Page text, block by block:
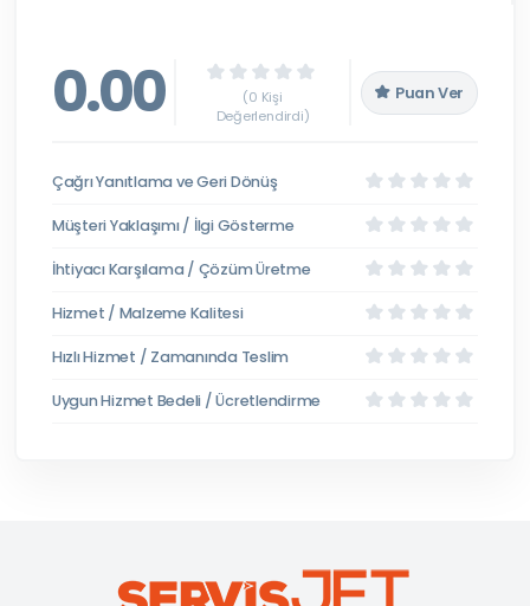
0.00
(0 Kişi
Değerlendirdi)
Puan Ver
Çağrı Yanıtlama ve Geri Dönüş
Müşteri Yaklaşımı / İlgi Gösterme
İhtiyacı Karşılama / Çözüm Üretme
Hizmet / Malzeme Kalitesi
Hızlı Hizmet / Zamanında Teslim
Uygun Hizmet Bedeli / Ücretlendirme